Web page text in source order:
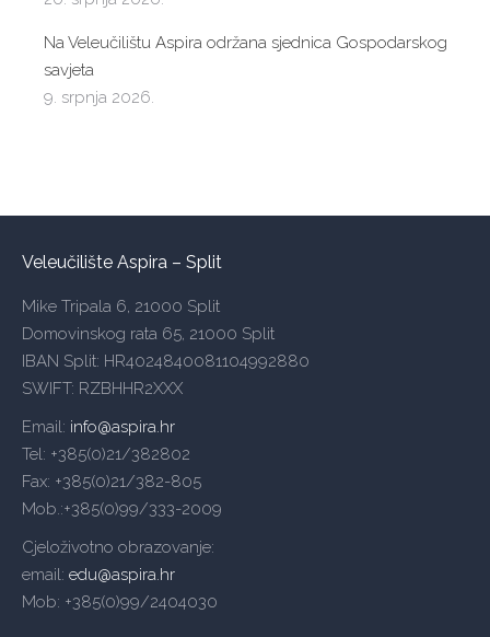
Na Veleučilištu Aspira održana sjednica Gospodarskog
savjeta
9. srpnja 2026.
Veleučilište Aspira – Split
Mike Tripala 6, 21000 Split
Domovinskog rata 65, 21000 Split
IBAN Split: HR4024840081104992880
SWIFT: RZBHHR2XXX
Email: info@aspira.hr
Tel: +385(0)21/382802
Fax: +385(0)21/382-805
Mob.:+385(0)99/333-2009
Cjeloživotno obrazovanje:
email: edu@aspira.hr
Mob: +385(0)99/2404030